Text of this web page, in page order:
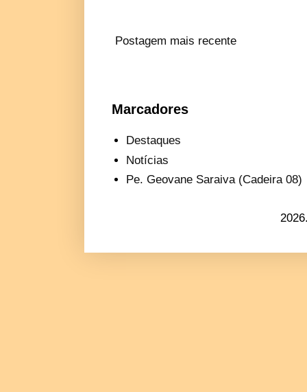
Postagem mais recente
Marcadores
Destaques
Notícias
Pe. Geovane Saraiva (Cadeira 08)